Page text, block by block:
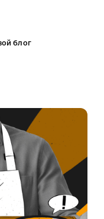
блог